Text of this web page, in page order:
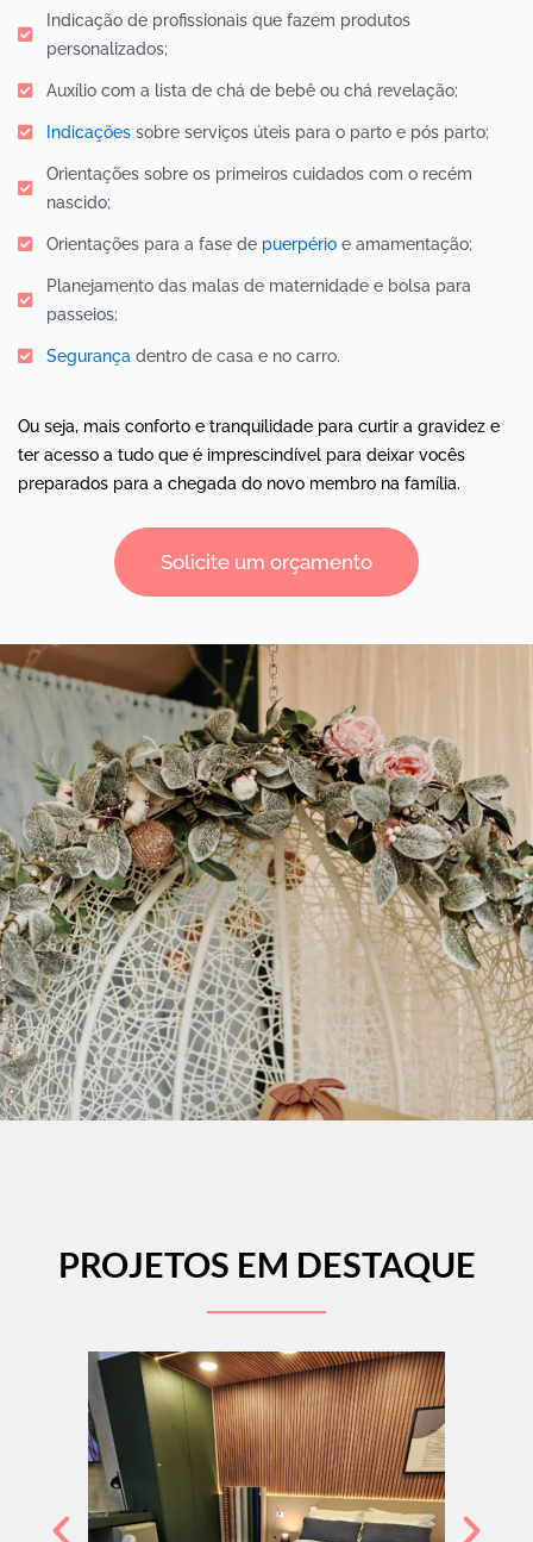
Indicação de profissionais que fazem produtos
personalizados;
Auxílio com a lista de chá de bebê ou chá revelação;
Indicaçõessobre serviços úteis para o parto e pós parto;
Orientações sobre os primeiros cuidados com o recém
nascido;
Orientações para a fase de puerpérioe amamentação;
Planejamento das malas de maternidade e bolsa para
passeios;
Segurança dentro de casa e no carro.
Ou seja, mais conforto e tranquilidade para curtir a gravidez e
ter acesso a tudo que é imprescindível para deixar vocês
preparados para a chegada do novo membro na família.
Solicite um orçamento
PROJETOS EM DESTAQUE